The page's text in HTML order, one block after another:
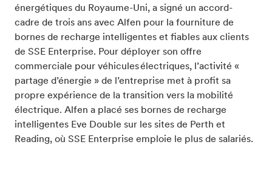
énergétiques du Royaume-Uni, a signé un accord-
cadre de trois ans avec Alfen pour la fourniture de
bornes de recharge intelligentes et fiables aux clients
de SSE Enterprise. Pour déployer son offre
commerciale pour véhicules électriques, l’activité «
partage d’énergie » de l’entreprise met à profit sa
propre expérience de la transition vers la mobilité
électrique. Alfen a placé ses bornes de recharge
intelligentes Eve Double sur les sites de Perth et
Reading, où SSE Enterprise emploie le plus de salariés.